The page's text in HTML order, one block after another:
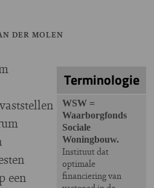
DER MOLEN
Terminologie
WSW =
Waarborgfonds
Sociale
Woningbouw.
Instituut dat
optimale
financiering van
een